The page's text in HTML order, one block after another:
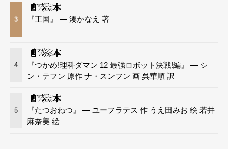
3 『王国』 — 湊かなえ 著
4
『つかめ!理科ダマン 12 最強ロボット決戦!編』 — シ
ン・テフン 原作 ナ・スンフン 画 呉華順 訳
5
『たつおねつ』 — ユーフラテス 作 うえ田みお 絵 若井
麻奈美 絵